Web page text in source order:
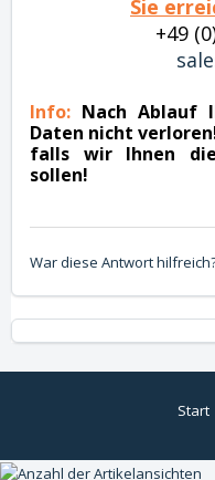
Sie
+49
Info: Nach Ablauf
Daten nicht
falls wir Ihnen
sollen!
War diese Antwort
Start